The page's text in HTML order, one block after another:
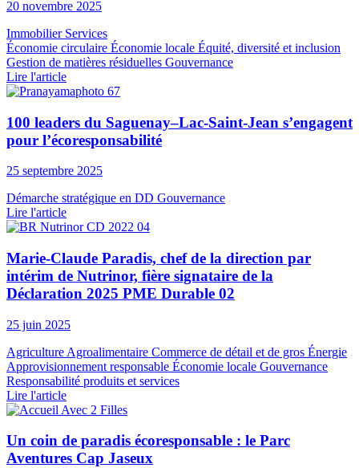
20 novembre 2025
Immobilier Services
Économie circulaire Économie locale Équité, diversité et inclusion
Gestion de matières résiduelles Gouvernance
Lire l'article
100 leaders du Saguenay–Lac-Saint-Jean s’engagent
pour l’écoresponsabilité
25 septembre 2025
Démarche stratégique en DD Gouvernance
Lire l'article
Marie-Claude Paradis, chef de la direction par
intérim de Nutrinor, fière signataire de la
Déclaration 2025 PME Durable 02
25 juin 2025
Agriculture Agroalimentaire Commerce de détail et de gros Énergie
Approvisionnement responsable Économie locale Gouvernance
Responsabilité produits et services
Lire l'article
Un coin de paradis écoresponsable : le Parc
Aventures Cap Jaseux